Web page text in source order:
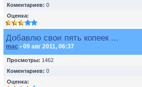
Коментариев: 0
Оценка:
Добавлю свои пять копеек ...
mac • 09 авг 2011, 06:37
Просмотры: 1462
Коментариев: 0
Оценка: